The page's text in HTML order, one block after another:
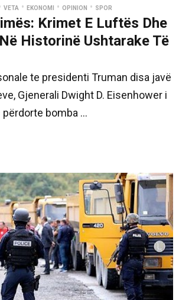
VETA • EKONOMI • OPINION • SPOR
Krimet E Luftës Dhe
Historinë Ushtarake Të
te presidenti Truman disa javë
Gjenerali Dwight D. Eisenhower i
bomba ...